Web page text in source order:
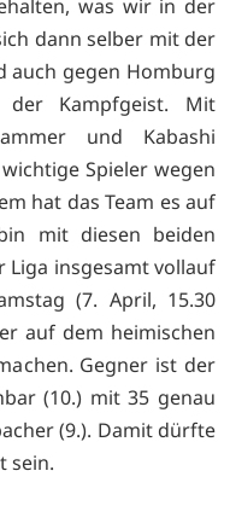
was wir in der
dann selber mit der
auch gegen Homburg
Kampfgeist. Mit
und Kabashi
Spieler wegen
hat das Team es auf
mit diesen beiden
Liga insgesamt vollauf
(7. April, 15.30
auf dem heimischen
Gegner ist der
(10.) mit 35 genau
(9.). Damit dürfte
sein.